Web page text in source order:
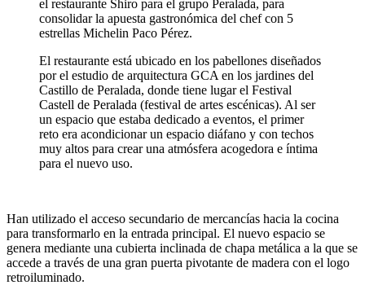
el restaurante Shiro para el grupo Peralada, para
consolidar la apuesta gastronómica del chef con 5
estrellas Michelin Paco Pérez.
El restaurante está ubicado en los pabellones diseñados
por el estudio de arquitectura GCA en los jardines del
Castillo de Peralada, donde tiene lugar el Festival
Castell de Peralada (festival de artes escénicas). Al ser
un espacio que estaba dedicado a eventos, el primer
reto era acondicionar un espacio diáfano y con techos
muy altos para crear una atmósfera acogedora e íntima
para el nuevo uso.
Han utilizado el acceso secundario de mercancías hacia la cocina
para transformarlo en la entrada principal. El nuevo espacio se
genera mediante una cubierta inclinada de chapa metálica a la que se
accede a través de una gran puerta pivotante de madera con el logo
retroiluminado.